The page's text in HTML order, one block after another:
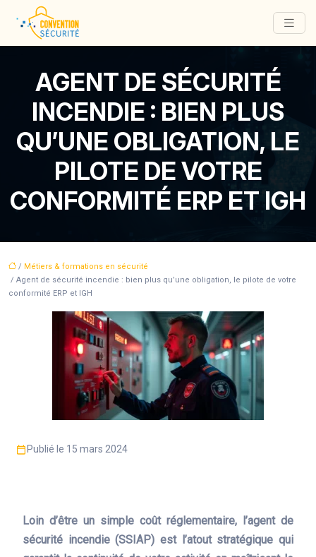
AGENT DE SÉCURITÉ
INCENDIE : BIEN PLUS
QU’UNE OBLIGATION, LE
PILOTE DE VOTRE
CONFORMITÉ ERP ET IGH
/ Métiers & formations en sécurité
/ Agent de sécurité incendie : bien plus qu’une obligation, le pilote de votre
conformité ERP et IGH
Publié le 15 mars 2024
Loin d’être un simple coût réglementaire, l’agent de
sécurité incendie (SSIAP) est l’atout stratégique qui